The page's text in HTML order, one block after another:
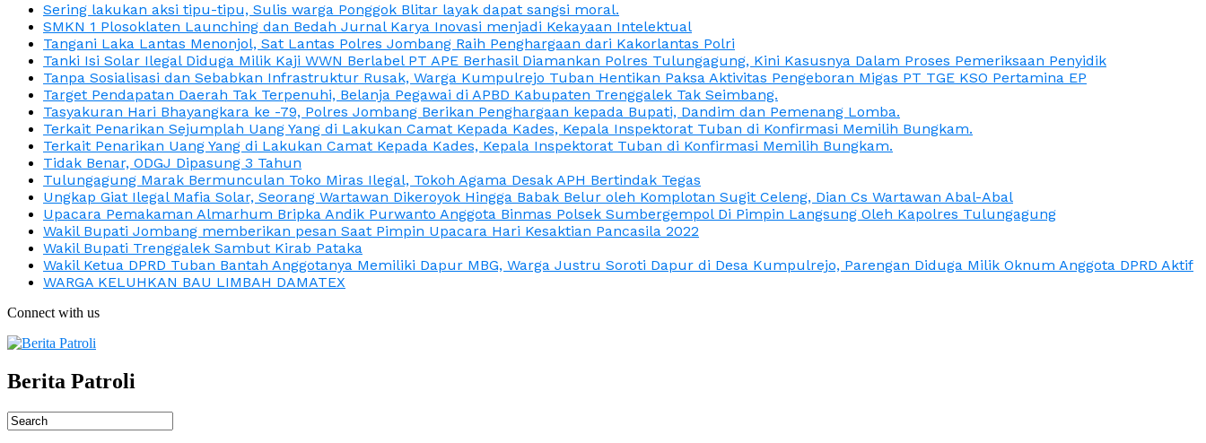
Sering lakukan aksi tipu-tipu, Sulis warga Ponggok Blitar layak dapat sangsi moral.
SMKN 1 Plosoklaten Launching dan Bedah Jurnal Karya Inovasi menjadi Kekayaan Intelektual
Tangani Laka Lantas Menonjol, Sat Lantas Polres Jombang Raih Penghargaan dari Kakorlantas Polri
Tanki Isi Solar Ilegal Diduga Milik Kaji WWN Berlabel PT APE Berhasil Diamankan Polres Tulungagung, Kini Kasusnya Dalam Proses Pemeriksaan Penyidik
Tanpa Sosialisasi dan Sebabkan Infrastruktur Rusak, Warga Kumpulrejo Tuban Hentikan Paksa Aktivitas Pengeboran Migas PT TGE KSO Pertamina EP
Target Pendapatan Daerah Tak Terpenuhi, Belanja Pegawai di APBD Kabupaten Trenggalek Tak Seimbang.
Tasyakuran Hari Bhayangkara ke -79, Polres Jombang Berikan Penghargaan kepada Bupati, Dandim dan Pemenang Lomba.
Terkait Penarikan Sejumplah Uang Yang di Lakukan Camat Kepada Kades, Kepala Inspektorat Tuban di Konfirmasi Memilih Bungkam.
Terkait Penarikan Uang Yang di Lakukan Camat Kepada Kades, Kepala Inspektorat Tuban di Konfirmasi Memilih Bungkam.
Tidak Benar, ODGJ Dipasung 3 Tahun
Tulungagung Marak Bermunculan Toko Miras Ilegal, Tokoh Agama Desak APH Bertindak Tegas
Ungkap Giat Ilegal Mafia Solar, Seorang Wartawan Dikeroyok Hingga Babak Belur oleh Komplotan Sugit Celeng, Dian Cs Wartawan Abal-Abal
Upacara Pemakaman Almarhum Bripka Andik Purwanto Anggota Binmas Polsek Sumbergempol Di Pimpin Langsung Oleh Kapolres Tulungagung
Wakil Bupati Jombang memberikan pesan Saat Pimpin Upacara Hari Kesaktian Pancasila 2022
Wakil Bupati Trenggalek Sambut Kirab Pataka
Wakil Ketua DPRD Tuban Bantah Anggotanya Memiliki Dapur MBG, Warga Justru Soroti Dapur di Desa Kumpulrejo, Parengan Diduga Milik Oknum Anggota DPRD Aktif
WARGA KELUHKAN BAU LIMBAH DAMATEX
Connect with us
Berita Patroli